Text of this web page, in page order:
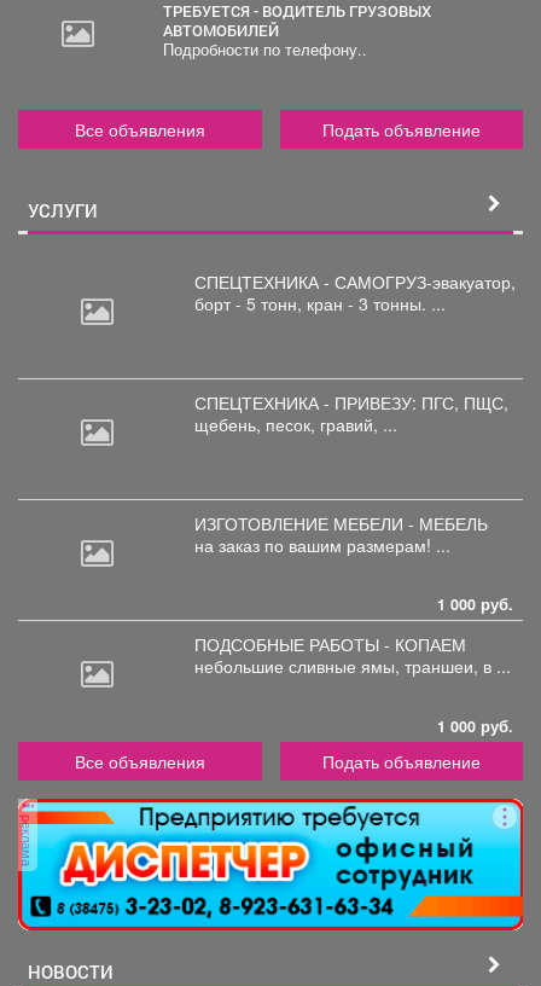
ТРЕБУЕТСЯ - ВОДИТЕЛЬ ГРУЗОВЫХ
АВТОМОБИЛЕЙ
Подробности по телефону..
Все объявления Подать объявление
УСЛУГИ
СПЕЦТЕХНИКА - САМОГРУЗ-эвакуатор,
борт - 5 тонн, кран - 3 тонны. ...
СПЕЦТЕХНИКА - ПРИВЕЗУ: ПГС, ПЩС,
щебень, песок, гравий, ...
ИЗГОТОВЛЕНИЕ МЕБЕЛИ - МЕБЕЛЬ
на заказ по вашим размерам! ...
1 000 руб.
ПОДСОБНЫЕ РАБОТЫ - КОПАЕМ
небольшие сливные ямы, траншеи, в ...
1 000 руб.
Все объявления Подать объявление
реклама
НОВОСТИ